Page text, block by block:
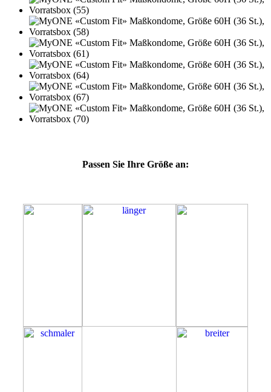
Passen Sie Ihre Größe an: